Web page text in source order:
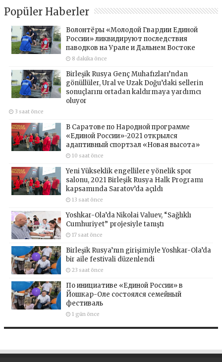
Popüler Haberler
Волонтёры «Молодой Гвардии Единой
России» ликвидируют последствия
паводков на Урале и Дальнем Востоке
8 dakika önce
Birleşik Rusya Genç Muhafızları’ndan
gönüllüler, Ural ve Uzak Doğu’daki sellerin
sonuçlarını ortadan kaldırmaya yardımcı
oluyor
3 saat önce
В Саратове по Народной программе
«Единой России»-2021 открылся
адаптивный спортзал «Новая высота»
10 saat önce
Yeni Yükseklik engellilere yönelik spor
salonu, 2021 Birleşik Rusya Halk Programı
kapsamında Saratov’da açıldı
13 saat önce
Yoshkar-Ola’da Nikolai Valuev, “Sağlıklı
Cumhuriyet” projesiyle tanıştı
17 saat önce
Birleşik Rusya’nın girişimiyle Yoshkar-Ola’da
bir aile festivali düzenlendi
23 saat önce
По инициативе «Единой России» в
Йошкар-Оле состоялся семейный
фестиваль
1 gün önce